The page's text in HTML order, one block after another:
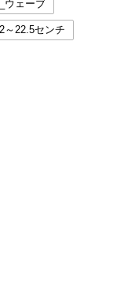
ウェーブ
～22.5センチ